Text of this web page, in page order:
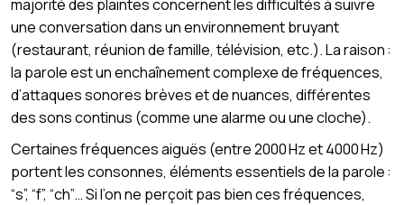
majorité des plaintes concernent les difficultés à suivre
une conversation dans un environnement bruyant
(restaurant, réunion de famille, télévision, etc.). La raison :
la parole est un enchaînement complexe de fréquences,
d’attaques sonores brèves et de nuances, différentes
des sons continus (comme une alarme ou une cloche).
Certaines fréquences aiguës (entre 2000 Hz et 4000 Hz)
portent les consonnes, éléments essentiels de la parole :
“s”, “f”, “ch”… Si l’on ne perçoit pas bien ces fréquences,